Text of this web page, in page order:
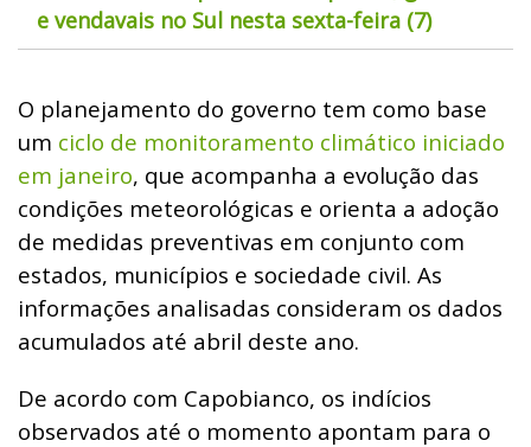
e vendavais no Sul nesta sexta-feira (7)
O planejamento do governo tem como base
um ciclo de monitoramento climático iniciado
em janeiro, que acompanha a evolução das
condições meteorológicas e orienta a adoção
de medidas preventivas em conjunto com
estados, municípios e sociedade civil. As
informações analisadas consideram os dados
acumulados até abril deste ano.
De acordo com Capobianco, os indícios
observados até o momento apontam para o